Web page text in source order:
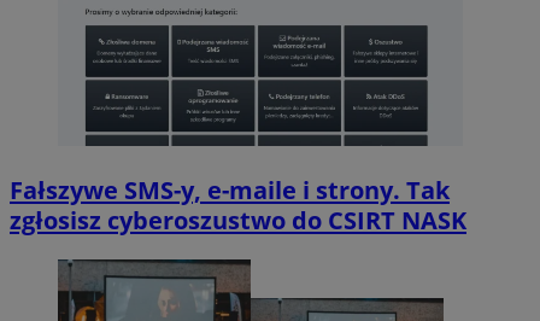
Fałszywe SMS-y, e-maile i strony. Tak
zgłosisz cyberoszustwo do CSIRT NASK